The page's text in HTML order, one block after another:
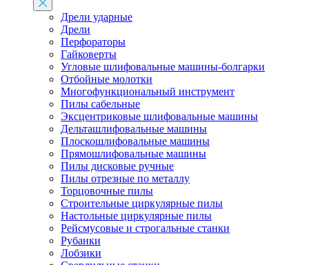
Дрели ударные
Дрели
Перфораторы
Гайковерты
Угловые шлифовальные машины-болгарки
Отбойные молотки
Многофункциональный инструмент
Пилы сабельные
Эксцентриковые шлифовальные машины
Дельташлифовальные машины
Плоскошлифовальные машины
Прямошлифовальные машины
Пилы дисковые ручные
Пилы отрезные по металлу
Торцовочные пилы
Строительные циркулярные пилы
Настольные циркулярные пилы
Рейсмусовые и строгальные станки
Рубанки
Лобзики